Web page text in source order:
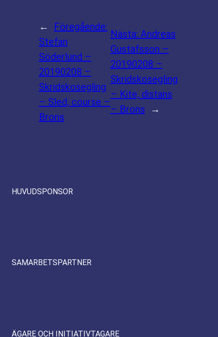
←
Föregående:
Stefan
Söderlund –
20190208 –
Skridskosegling
– Sled, course –
Brons
Nästa: Andreas
Gustafsson –
20190208 –
Skridskosegling
– Kite, distans
– Brons
→
HUVUDSPONSOR
SAMARBETSPARTNER
ÄGARE OCH INITIATIVTAGARE